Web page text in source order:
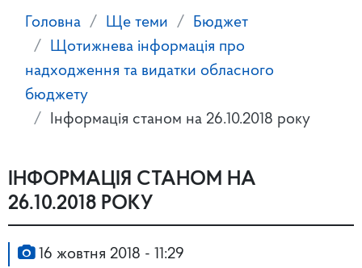
Головна Ще теми
Бюджет
Щотижнева інформація про
надходження та видатки обласного
бюджету
Інформація станом на 26.10.2018 року
ІНФОРМАЦІЯ СТАНОМ НА
26.10.2018 РОКУ
16 жовтня 2018 - 11:29